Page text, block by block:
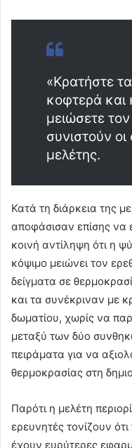
«Κρατήστε
κοφτερά και
μειώσετε
συνιστούν
μελέτης.
Κατά τη διάρκεια της
αποφάσισαν επίσης να
κοινή αντίληψη ότι η
κόψιμο μειώνει τον
δείγματα σε
και τα συνέκριναν με
δωματίου, χωρίς να
μεταξύ των δύο
πειράματα για να
θερμοκρασίας στη
Παρότι η μελέτη
ερευνητές τονίζουν
έχουν ευρύτερες